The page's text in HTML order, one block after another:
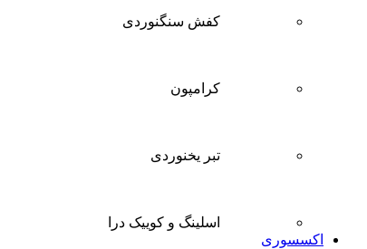
کفش سنگنوردی
کرامپون
تبر یخنوردی
اسلینگ و کوییک درا
اکسسوری